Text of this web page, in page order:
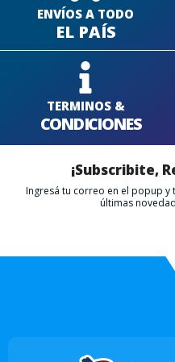
ENVÍOS A TODO
EL PAÍS
TERMINOS &
CONDICIONES
¡Subscribite,
Ingresá tu correo en el popup
últimas